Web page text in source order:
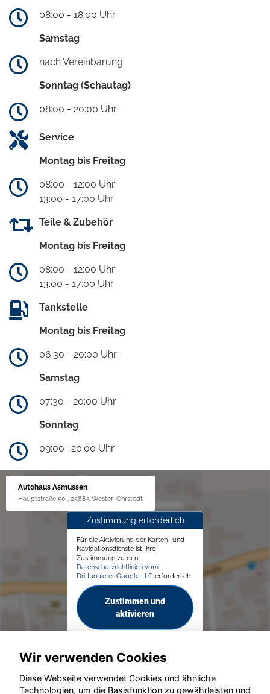
08:00 - 18:00 Uhr
Samstag
nach Vereinbarung
Sonntag (Schautag)
08:00 - 20:00 Uhr
Service
Montag bis Freitag
08:00 - 12:00 Uhr
13:00 - 17:00 Uhr
Teile & Zubehör
Montag bis Freitag
08:00 - 12:00 Uhr
13:00 - 17:00 Uhr
Tankstelle
Montag bis Freitag
06:30 - 20:00 Uhr
Samstag
07:30 - 20:00 Uhr
Sonntag
09:00 -20:00 Uhr
Autohaus Asmussen
Hauptstraße 50 , 25885 Wester-Ohrstedt
Zustimmung erforderlich
Für die Aktivierung der Karten- und
Navigationsdienste ist Ihre
Zustimmung zu den
Datenschutzrichtlinien vom
Drittanbieter Google LLC erforderlich.
Zustimmen und
aktivieren
Wir verwenden Cookies
Diese Webseite verwendet Cookies und ähnliche
Technologien, um die Basisfunktion zu gewährleisten und